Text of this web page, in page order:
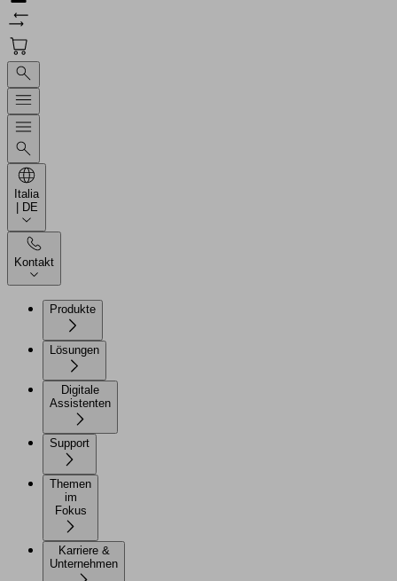
Italia
| DE
Kontakt
Produkte
Lösungen
Digitale
Assistenten
Support
Themen
im
Karriere &
Unternehmen